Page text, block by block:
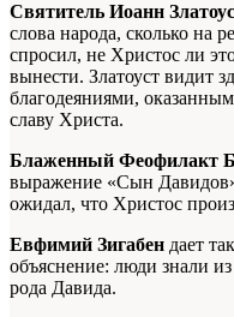
Святитель Иоанн
слова народа, сколько на
спросил, не Христос ли
вынести. Златоуст видит
благодеяниями,
славу Христа.
Блаженный Феофилакт
выражение «Сын
ожидал, что Христос
Евфимий Зигабен дает
объяснение: люди знали
рода Давида.